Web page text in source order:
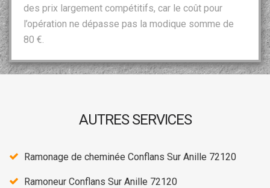
des prix largement compétitifs, car le coût pour
l’opération ne dépasse pas la modique somme de
80 €.
AUTRES SERVICES
Ramonage de cheminée Conflans Sur Anille 72120
Ramoneur Conflans Sur Anille 72120